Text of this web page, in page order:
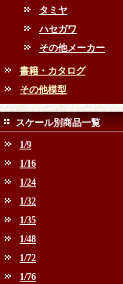
タミヤ
ハセガワ
その他メーカー
書籍・カタログ
その他模型
スケール別商品一覧
1/9
1/16
1/24
1/32
1/35
1/48
1/72
1/76